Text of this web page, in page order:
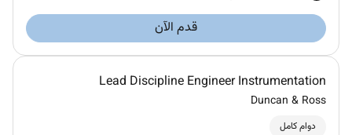
قدم الآن
Lead Discipline Engineer Instrumentation
Duncan & Ross
دوام كامل